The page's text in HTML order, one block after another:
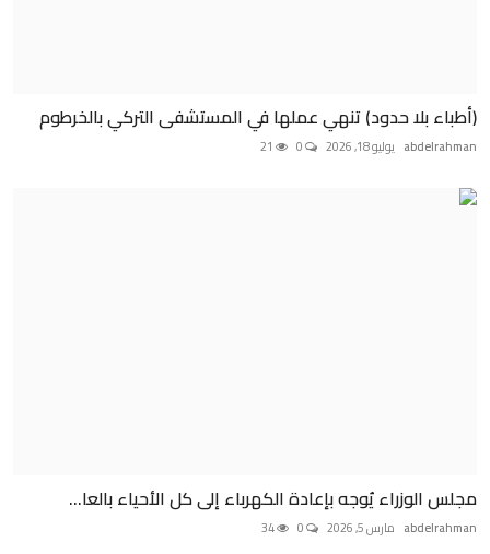
(أطباء بلا حدود) تنهي عملها في المستشفى التركي بالخرطوم
abdelrahman يوليو 18, 2026
مجلس الوزراء يُوجه بإعادة الكهرباء إلى كل الأحياء بالعا...
abdelrahman مارس 5, 2026